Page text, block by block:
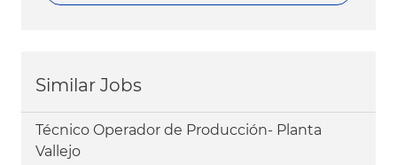
Similar Jobs
Técnico Operador de Producción- Planta
Vallejo